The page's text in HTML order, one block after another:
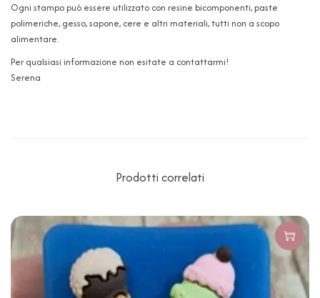
Ogni stampo può essere utilizzato con resine bicomponenti, paste
polimeriche, gesso, sapone, cere e altri materiali, tutti non a scopo
alimentare.
Per qualsiasi informazione non esitate a contattarmi!
Serena
Prodotti correlati